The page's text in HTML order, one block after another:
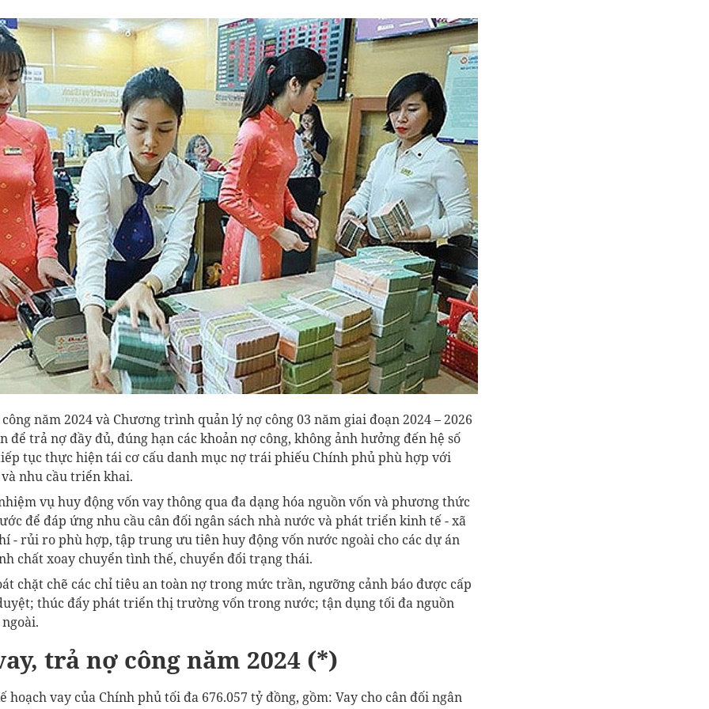
năm 2024 và Chương trình quản lý nợ công 03 năm giai đoạn 2024 – 2026
để trả nợ đầy đủ, đúng hạn các khoản nợ công, không ảnh hưởng đến hệ số
tục thực hiện tái cơ cấu danh mục nợ trái phiếu Chính phủ phù hợp với
nhu cầu triển khai.
vụ huy động vốn vay thông qua đa dạng hóa nguồn vốn và phương thức
để đáp ứng nhu cầu cân đối ngân sách nhà nước và phát triển kinh tế - xã
- rủi ro phù hợp, tập trung ưu tiên huy động vốn nước ngoài cho các dự án
chất xoay chuyển tình thế, chuyển đổi trạng thái.
chặt chẽ các chỉ tiêu an toàn nợ trong mức trần, ngưỡng cảnh báo được cấp
thúc đẩy phát triển thị trường vốn trong nước; tận dụng tối đa nguồn
trả nợ công năm 2024 (*)
hoạch vay của Chính phủ tối đa 676.057 tỷ đồng, gồm: Vay cho cân đối ngân